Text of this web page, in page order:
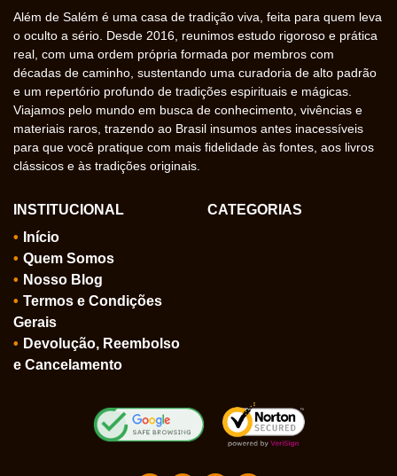
Além de Salém é uma casa de tradição viva, feita para quem leva
o oculto a sério. Desde 2016, reunimos estudo rigoroso e prática
real, com uma ordem própria formada por membros com
décadas de caminho, sustentando uma curadoria de alto padrão
e um repertório profundo de tradições espirituais e mágicas.
Viajamos pelo mundo em busca de conhecimento, vivências e
materiais raros, trazendo ao Brasil insumos antes inacessíveis
para que você pratique com mais fidelidade às fontes, aos livros
clássicos e às tradições originais.
INSTITUCIONAL
Início
Quem Somos
Nosso Blog
Termos e Condições
Gerais
Devolução, Reembolso
e Cancelamento
CATEGORIAS